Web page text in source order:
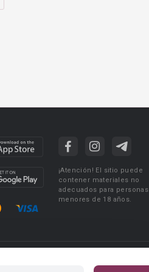
¡Atención! El sitio puede
contener materiales no
adecuados para personas
menores de 18 años.